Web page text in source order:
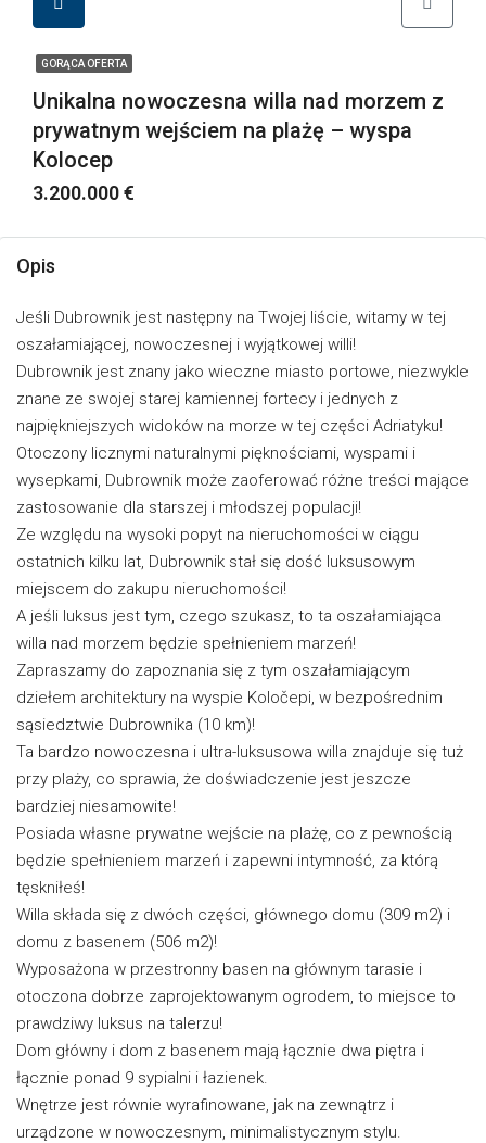
GORĄCA OFERTA
Unikalna nowoczesna willa nad morzem z
prywatnym wejściem na plażę – wyspa
Kolocep
3.200.000 €
Opis
Jeśli Dubrownik jest następny na Twojej liście, witamy w tej
oszałamiającej, nowoczesnej i wyjątkowej willi!
Dubrownik jest znany jako wieczne miasto portowe, niezwykle
znane ze swojej starej kamiennej fortecy i jednych z
najpiękniejszych widoków na morze w tej części Adriatyku!
Otoczony licznymi naturalnymi pięknościami, wyspami i
wysepkami, Dubrownik może zaoferować różne treści mające
zastosowanie dla starszej i młodszej populacji!
Ze względu na wysoki popyt na nieruchomości w ciągu
ostatnich kilku lat, Dubrownik stał się dość luksusowym
miejscem do zakupu nieruchomości!
A jeśli luksus jest tym, czego szukasz, to ta oszałamiająca
willa nad morzem będzie spełnieniem marzeń!
Zapraszamy do zapoznania się z tym oszałamiającym
dziełem architektury na wyspie Koločepi, w bezpośrednim
sąsiedztwie Dubrownika (10 km)!
Ta bardzo nowoczesna i ultra-luksusowa willa znajduje się tuż
przy plaży, co sprawia, że doświadczenie jest jeszcze
bardziej niesamowite!
Posiada własne prywatne wejście na plażę, co z pewnością
będzie spełnieniem marzeń i zapewni intymność, za którą
tęskniłeś!
Willa składa się z dwóch części, głównego domu (309 m2) i
domu z basenem (506 m2)!
Wyposażona w przestronny basen na głównym tarasie i
otoczona dobrze zaprojektowanym ogrodem, to miejsce to
prawdziwy luksus na talerzu!
Dom główny i dom z basenem mają łącznie dwa piętra i
łącznie ponad 9 sypialni i łazienek.
Wnętrze jest równie wyrafinowane, jak na zewnątrz i
urządzone w nowoczesnym, minimalistycznym stylu.